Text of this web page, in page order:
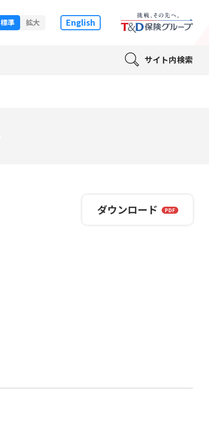
標準 拡大 English
サイト内検索
ダウンロード